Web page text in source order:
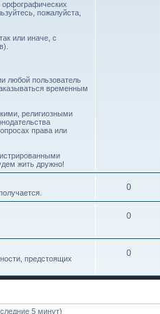
орфографических
пожалуйста,
или иначе, с
любой пользователь
временным
религиозными
права или
жить дружно!
0
0
предстоящих
0
5 минут)